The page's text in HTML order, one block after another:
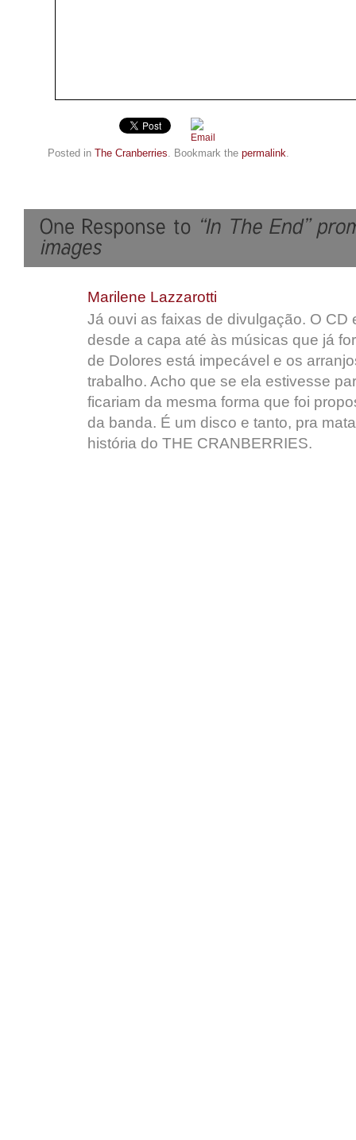
Posted in The Cranberries . Bookmark the permalink
Marilene Lazzarotti
Já ouvi as faixas de divulgação. O CD
desde a capa até às músicas que já
de Dolores está impecável e os
trabalho. Acho que se ela estivesse
ficariam da mesma forma que foi
da banda. É um disco e tanto, pra
história do THE CRANBERRIES.